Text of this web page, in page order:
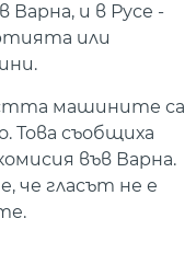
и в Русе -
или
машините са
Това съобщиха
във Варна.
че гласът не е